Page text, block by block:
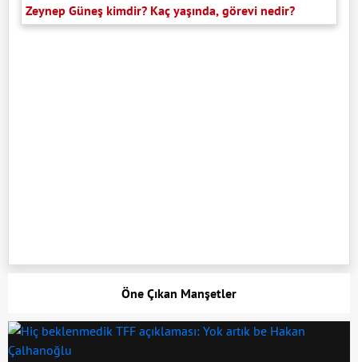
Zeynep Güneş kimdir? Kaç yaşında, görevi nedir?
Öne Çıkan Manşetler